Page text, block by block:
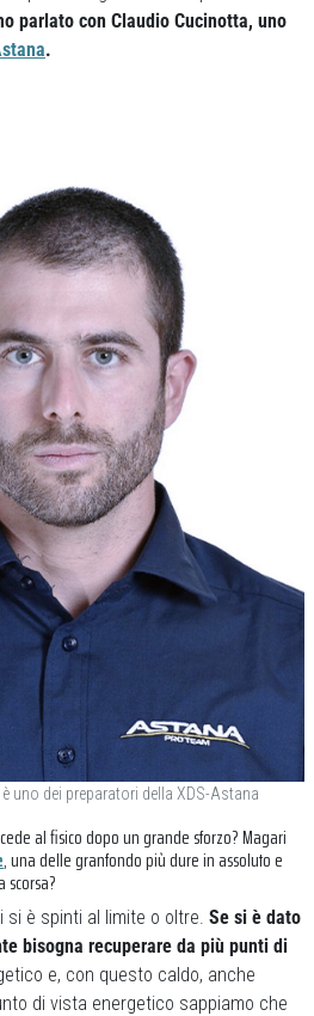
parlato con Claudio Cucinotta, uno
.
uno dei preparatori della XDS-Astana
al fisico dopo un grande sforzo? Magari
, una delle granfondo più dure in assoluto e
scorsa?
è spinti al limite o oltre. Se si è dato
bisogna recuperare da più punti di
e, con questo caldo, anche
di vista energetico sappiamo che